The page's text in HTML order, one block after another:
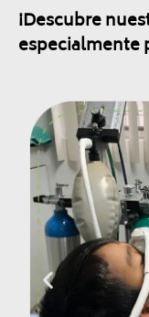
¡Descubre
especialmente